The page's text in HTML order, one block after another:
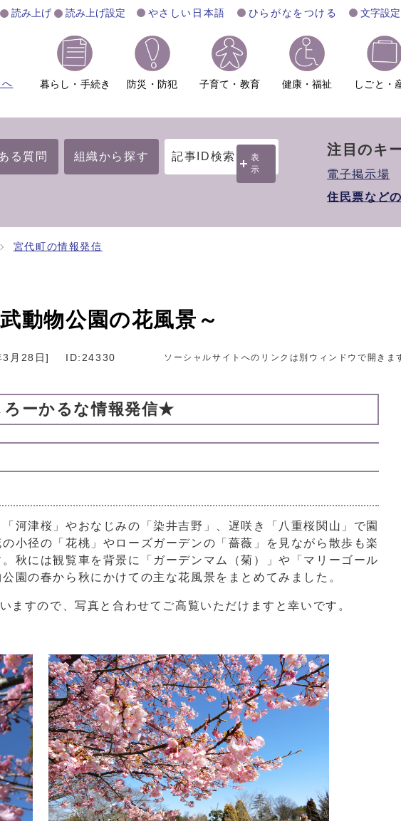
読み上げ 読み上げ設定 やさしい日本語 ひらがなをつける 文字設定
暮らし・手続き 防災・防犯 子育て・教育 健康・福祉 しごと・
る質問 組織から探す 記事ID検索
表
示
注目のキ
電子掲示場
住民票など
宮代町の情報発信
物公園の花風景～
3月28日] ID:24330 ソーシャルサイトへのリンクは別ウィンドウで開きま
ーかるな情報発信★
津桜」やおなじみの「染井吉野」、遅咲き「八重桜関山」で園
小径の「花桃」やローズガーデンの「薔薇」を見ながら散歩も楽
秋には観覧車を背景に「ガーデンマム（菊）」や「マリーゴール
園の春から秋にかけての主な花風景をまとめてみました。
すので、写真と合わせてご高覧いただけますと幸いです。